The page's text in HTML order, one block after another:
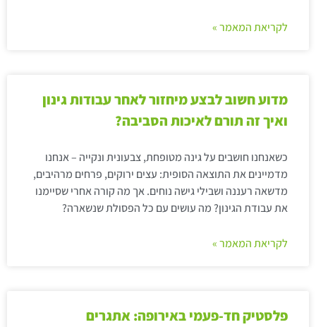
לקריאת המאמר »
מדוע חשוב לבצע מיחזור לאחר עבודות גינון
ואיך זה תורם לאיכות הסביבה?
כשאנחנו חושבים על גינה מטופחת, צבעונית ונקייה – אנחנו
מדמיינים את התוצאה הסופית: עצים ירוקים, פרחים מרהיבים,
מדשאה רעננה ושבילי גישה נוחים. אך מה קורה אחרי שסיימנו
את עבודת הגינון? מה עושים עם כל הפסולת שנשארה?
לקריאת המאמר »
פלסטיק חד-פעמי באירופה: אתגרים